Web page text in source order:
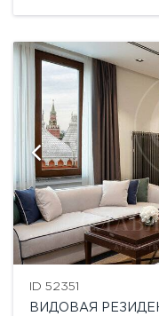
ID 52351
ВИДОВАЯ